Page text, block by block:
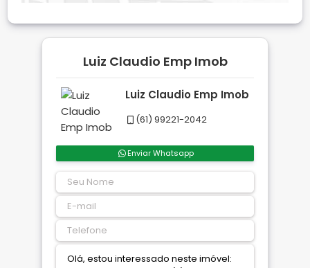
Luiz Claudio Emp Imob
Luiz Claudio Emp Imob
(61) 99221-2042
Enviar Whatsapp